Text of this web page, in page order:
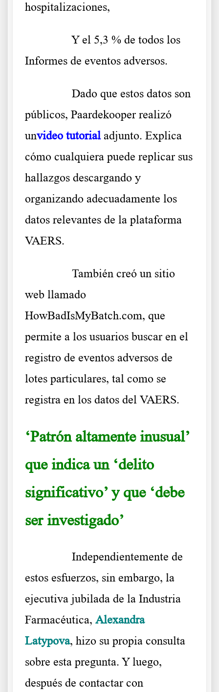
hospitalizaciones,
Y el 5,3 % de todos los
Informes de eventos adversos.
Dado que estos datos son
públicos, Paardekooper realizó
unvideo tutorialadjunto. Explica
cómo cualquiera puede replicar sus
hallazgos descargando y
organizando adecuadamente los
datos relevantes de la plataforma
VAERS.
También creó un sitio
web llamado
HowBadIsMyBatch.com, que
permite a los usuarios buscar en el
registro de eventos adversos de
lotes particulares, tal como se
registra en los datos del VAERS.
‘Patrón altamente inusual’
que indica un ‘delito
significativo’ y que ‘debe
ser investigado’
Independientemente de
estos esfuerzos, sin embargo, la
ejecutiva jubilada de la Industria
Farmacéutica, Alexandra
Latypova, hizo su propia consulta
sobre esta pregunta. Y luego,
después de contactar con